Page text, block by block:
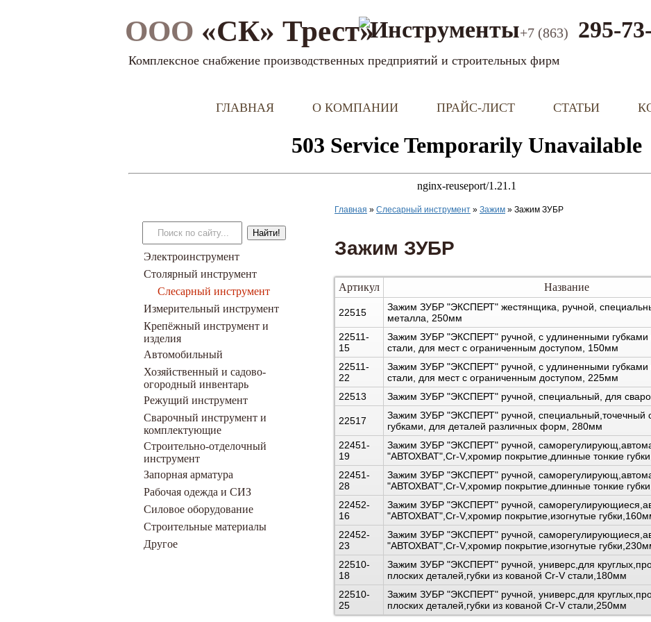
ООО «СК» Трест»
Комплексное снабжение производственных предприятий и строительных фирм
+7 (863) 295-
ГЛАВНАЯ О КОМПАНИИ ПРАЙС-ЛИСТ СТАТЬИ
Электроинструмент
Столярный инструмент
Слесарный инструмент
Измерительный инструмент
Крепёжный инструмент и
изделия
Автомобильный
Хозяйственный и садово-
огородный инвентарь
Режущий инструмент
Сварочный инструмент и
комплектующие
Строительно-отделочный
инструмент
Запорная арматура
Рабочая одежда и СИЗ
Силовое оборудование
Строительные материалы
Другое
Главная » Слесарный инструмент » Зажим » Зажим ЗУБР
Зажим ЗУБР
Артикул Название
22515
Зажим ЗУБР "ЭКСПЕРТ" жестянщика, ручной,
металла, 250мм
22511-
15
Зажим ЗУБР "ЭКСПЕРТ" ручной, с удлиненными губками
стали, для мест с ограниченным доступом, 150мм
22511-
22
Зажим ЗУБР "ЭКСПЕРТ" ручной, с удлиненными губками
стали, для мест с ограниченным доступом, 225мм
22513 Зажим ЗУБР "ЭКСПЕРТ" ручной, специальный, для
22517
Зажим ЗУБР "ЭКСПЕРТ" ручной, специальный,точечный
губками, для деталей различных форм, 280мм
22451-
19
Зажим ЗУБР "ЭКСПЕРТ" ручной,
"АВТОХВАТ",Cr-V,хромир покрытие,длинные тонкие
22451-
28
Зажим ЗУБР "ЭКСПЕРТ" ручной,
"АВТОХВАТ",Cr-V,хромир покрытие,длинные тонкие
22452-
16
Зажим ЗУБР "ЭКСПЕРТ" ручной,
"АВТОХВАТ",Cr-V,хромир покрытие,изогнутые
22452-
23
Зажим ЗУБР "ЭКСПЕРТ" ручной,
"АВТОХВАТ",Cr-V,хромир покрытие,изогнутые
22510-
18
Зажим ЗУБР "ЭКСПЕРТ" ручной, универс,для
плоских деталей,губки из кованой Cr-V стали,180мм
22510-
25
Зажим ЗУБР "ЭКСПЕРТ" ручной, универс,для
плоских деталей,губки из кованой Cr-V стали,250мм